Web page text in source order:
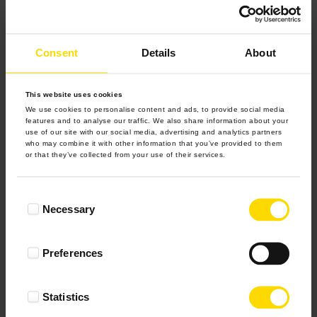
Consent Details About
This website uses cookies
We use cookies to personalise content and ads, to provide social media
features and to analyse our traffic. We also share information about your
use of our site with our social media, advertising and analytics partners
who may combine it with other information that you’ve provided to them
or that they’ve collected from your use of their services.
SelectionNecessary
Preferences
Statistics
Wynik podany jest na podstawie 35 opinii.
+ Dodaj opinie
Wszystkie opinie pochodzą od Klientów, którzy
dokonali zakupu fotoprezentu.
Najbardziej pomocne oceny, które doradzą Ci
Najczęściej zadawane